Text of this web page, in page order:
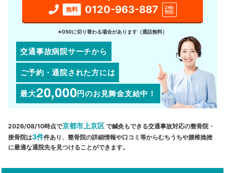
無料 0120-963-887
24h
対応
※050に切り替わる場合があります（通話無料）
交通事故病院サーチから
ご予約・通院された方には
最大20,000円のお見舞金支給中！
2026/08/10時点で京都市上京区 で鍼灸もできる交通事故対応の整骨院・
接骨院は3件件あり、整骨院の詳細情報や口コミ等からむちうちや腰椎捻挫
に最適な通院先を見つけることができます。